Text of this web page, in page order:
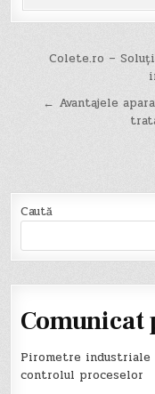
Navigare
articole
Colete.ro –
← Avantajele
Caută
Comunicat
Pirometre
controlul proceselor